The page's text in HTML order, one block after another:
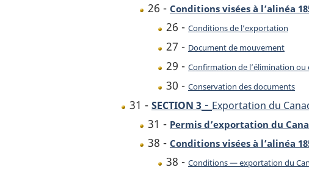
26 - Conditions visées à l’alinéa
26 - Conditions de l’exportation
27 - Document de mouvement
29 - Confirmation de l’élimination ou
30 - Conservation des documents
31 - SECTION 3 - Exportation du
31 - Permis d’exportation du
38 - Conditions visées à l’alinéa
38 - Conditions — exportation du